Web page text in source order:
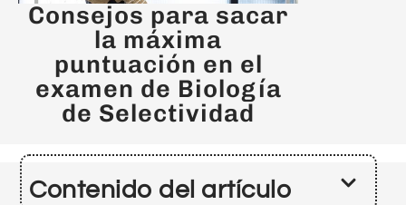
Consejos para sacar
la máxima
puntuación en el
examen de Biología
de Selectividad
Contenido del artículo